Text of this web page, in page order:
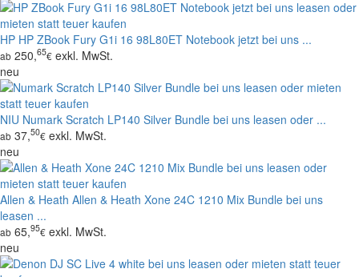
HP HP ZBook Fury G1i 16 98L80ET Notebook jetzt bei uns ...
ab 250,65€ exkl. MwSt.
neu
NIU Numark Scratch LP140 Silver Bundle bei uns leasen oder ...
ab 37,50€ exkl. MwSt.
neu
Allen & Heath Allen & Heath Xone 24C 1210 Mix Bundle bei uns
leasen ...
ab 65,95€ exkl. MwSt.
neu